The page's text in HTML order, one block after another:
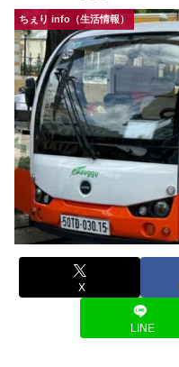
ちぇり info（生活情報）
X
LINE